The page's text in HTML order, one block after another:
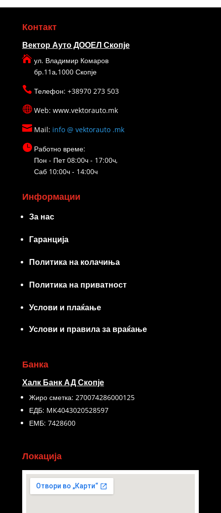
Контакт
Вектор Ауто ДООЕЛ Скопје
ул. Владимир Комаров
бр.11а,1000 Скопје
Телефон: +38970 273 503
Web: www.vektorauto.mk
Mail: info @ vektorauto .mk
Работно време:
Пон - Пет 08:00ч - 17:00ч,
Саб 10:00ч - 14:00ч
Информации
За нас
Гаранција
Политика на колачиња
Политика на приватност
Услови и плаќање
Услови и правила за враќање
Банка
Халк Банк АД Скопје
Жиро сметка: 270074286000125
ЕДБ: MK4043020528597
ЕМБ: 7428600
Локација